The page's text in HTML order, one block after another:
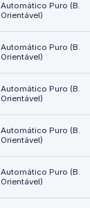
Automático Puro (B.
Orientável)
Automático Puro (B.
Orientável)
Automático Puro (B.
Orientável)
Automático Puro (B.
Orientável)
Automático Puro (B.
Orientável)